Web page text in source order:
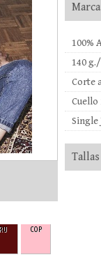
RU COP
100%
140
Corte
Single
Tallas